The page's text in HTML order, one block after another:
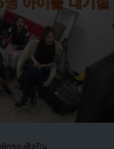
พักของศิลปิน